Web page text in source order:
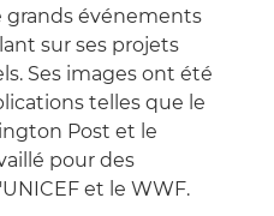
grands événements
sur ses projets
Ses images ont été
telles que le
Post et le
pour des
et le WWF.